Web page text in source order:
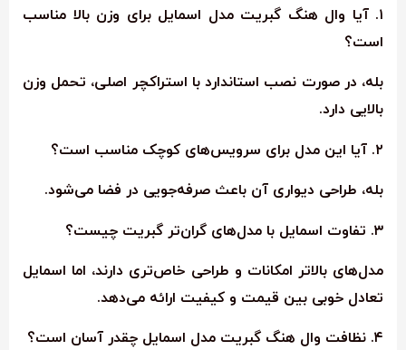
۱. آیا وال هنگ گبریت مدل اسمایل برای وزن بالا مناسب
است؟
بله، در صورت نصب استاندارد با استراکچر اصلی، تحمل وزن
بالایی دارد.
۲. آیا این مدل برای سرویس‌های کوچک مناسب است؟
بله، طراحی دیواری آن باعث صرفه‌جویی در فضا می‌شود.
۳. تفاوت اسمایل با مدل‌های گران‌تر گبریت چیست؟
مدل‌های بالاتر امکانات و طراحی خاص‌تری دارند، اما اسمایل
تعادل خوبی بین قیمت و کیفیت ارائه می‌دهد.
۴. نظافت وال هنگ گبریت مدل اسمایل چقدر آسان است؟